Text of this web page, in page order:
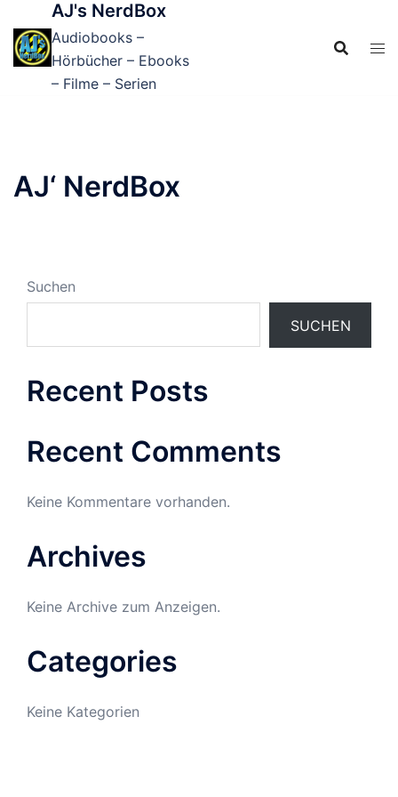
Inhalt
springen
AJ's NerdBox
Audiobooks –
Hörbücher – Ebooks
– Filme – Serien
AJ‘ NerdBox
Suchen
SUCHEN
Recent Posts
Recent Comments
Keine Kommentare vorhanden.
Archives
Keine Archive zum Anzeigen.
Categories
Keine Kategorien